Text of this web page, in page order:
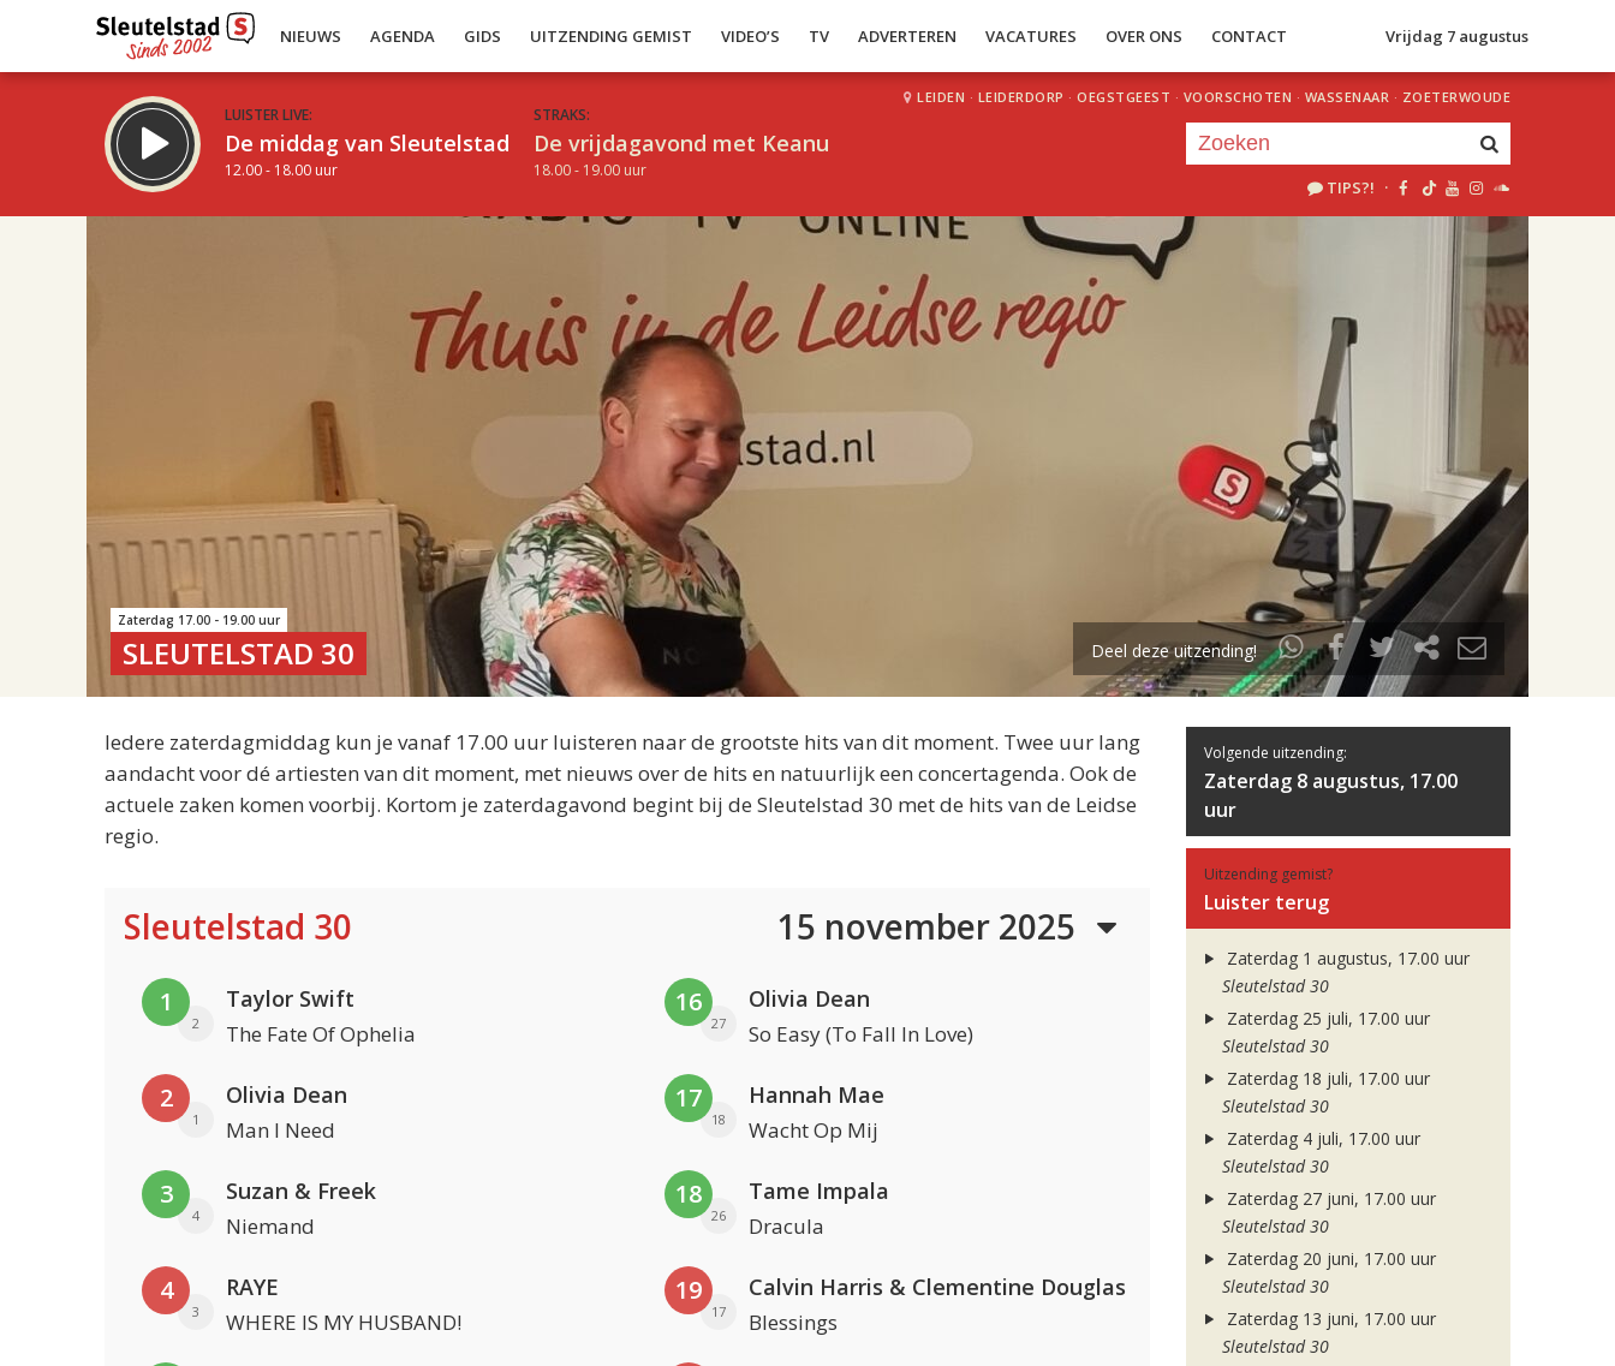
NIEUWS AGENDA GIDS UITZENDING GEMIST VIDEO’S TV ADVERTEREN VACATURES OVER ONS CONTACT Vrijdag 7 augustus
LUISTER LIVE:
De middag van Sleutelstad
12.00 - 18.00 uur
STRAKS:
De vrijdagavond met Keanu
18.00 - 19.00 uur
LEIDEN · LEIDERDORP · OEGSTGEEST · VOORSCHOTEN · WASSENAAR · ZOETERWOUDE
TIPS?! ·
uur 1 van 2
Volgend uur
Zaterdag 17.00 - 19.00 uur
SLEUTELSTAD 30 Deel deze uitzending!
Iedere zaterdagmiddag kun je vanaf 17.00 uur luisteren naar de grootste hits van dit moment. Twee uur lang
aandacht voor dé artiesten van dit moment, met nieuws over de hits en natuurlijk een concertagenda. Ook de
actuele zaken komen voorbij. Kortom je zaterdagavond begint bij de Sleutelstad 30 met de hits van de Leidse
regio.
Sleutelstad 30 15 november 2025
1
2
Taylor Swift
The Fate Of Ophelia
2
1
Olivia Dean
Man I Need
3
4
Suzan & Freek
Niemand
4
3
RAYE
WHERE IS MY HUSBAND!
16
27
Olivia Dean
So Easy (To Fall In Love)
17
18
Hannah Mae
Wacht Op Mij
18
26
Tame Impala
Dracula
19
17
Calvin Harris & Clementine Douglas
Blessings
Volgende uitzending:
Zaterdag 8 augustus, 17.00
uur
Uitzending gemist?
Luister terug
Zaterdag 1 augustus, 17.00 uur
Sleutelstad 30
Zaterdag 25 juli, 17.00 uur
Sleutelstad 30
Zaterdag 18 juli, 17.00 uur
Sleutelstad 30
Zaterdag 4 juli, 17.00 uur
Sleutelstad 30
Zaterdag 27 juni, 17.00 uur
Sleutelstad 30
Zaterdag 20 juni, 17.00 uur
Sleutelstad 30
Zaterdag 13 juni, 17.00 uur
Sleutelstad 30